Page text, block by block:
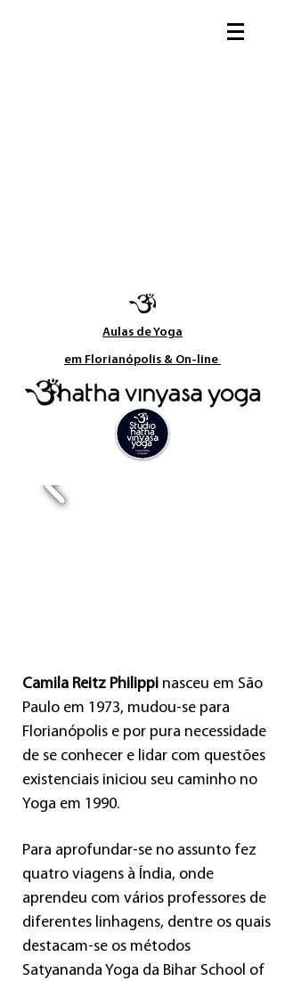
Aulas de Yoga​
em Florianópolis & On-line
Camila Reitz Philippi nasceu em São
Paulo em 1973, mudou-se para
Florianópolis e por pura necessidade
de se conhecer e lidar com questões
existenciais iniciou seu caminho no
Yoga em 1990.
Para aprofundar-se no assunto fez
quatro viagens à Índia, onde
aprendeu com vários professores de
diferentes linhagens, dentre os quais
destacam-se os métodos
Satyananda Yoga da Bihar School of